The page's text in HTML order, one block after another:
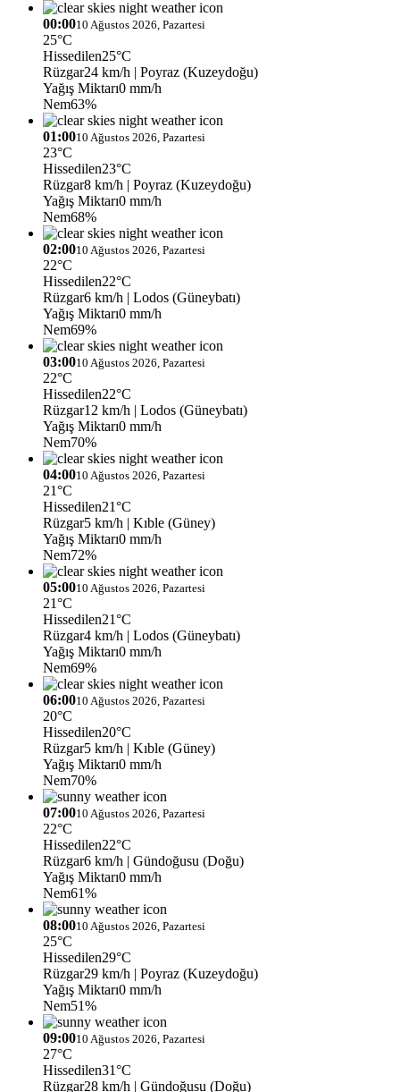
00:0010 Ağustos 2026, Pazartesi
25°C
Hissedilen25°C
Rüzgar24 km/h | Poyraz (Kuzeydoğu)
Yağış Miktarı0 mm/h
Nem63%
01:0010 Ağustos 2026, Pazartesi
23°C
Hissedilen23°C
Rüzgar8 km/h | Poyraz (Kuzeydoğu)
Yağış Miktarı0 mm/h
Nem68%
02:0010 Ağustos 2026, Pazartesi
22°C
Hissedilen22°C
Rüzgar6 km/h | Lodos (Güneybatı)
Yağış Miktarı0 mm/h
Nem69%
03:0010 Ağustos 2026, Pazartesi
22°C
Hissedilen22°C
Rüzgar12 km/h | Lodos (Güneybatı)
Yağış Miktarı0 mm/h
Nem70%
04:0010 Ağustos 2026, Pazartesi
21°C
Hissedilen21°C
Rüzgar5 km/h | Kıble (Güney)
Yağış Miktarı0 mm/h
Nem72%
05:0010 Ağustos 2026, Pazartesi
21°C
Hissedilen21°C
Rüzgar4 km/h | Lodos (Güneybatı)
Yağış Miktarı0 mm/h
Nem69%
06:0010 Ağustos 2026, Pazartesi
20°C
Hissedilen20°C
Rüzgar5 km/h | Kıble (Güney)
Yağış Miktarı0 mm/h
Nem70%
07:0010 Ağustos 2026, Pazartesi
22°C
Hissedilen22°C
Rüzgar6 km/h | Gündoğusu (Doğu)
Yağış Miktarı0 mm/h
Nem61%
08:0010 Ağustos 2026, Pazartesi
25°C
Hissedilen29°C
Rüzgar29 km/h | Poyraz (Kuzeydoğu)
Yağış Miktarı0 mm/h
Nem51%
09:0010 Ağustos 2026, Pazartesi
27°C
Hissedilen31°C
Rüzgar28 km/h | Gündoğusu (Doğu)